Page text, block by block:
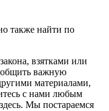
также найти по
взятками или
важную
материалами,
с нами любым
Мы постараемся